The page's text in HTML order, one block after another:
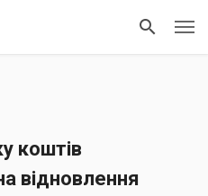
коштів
відновлення